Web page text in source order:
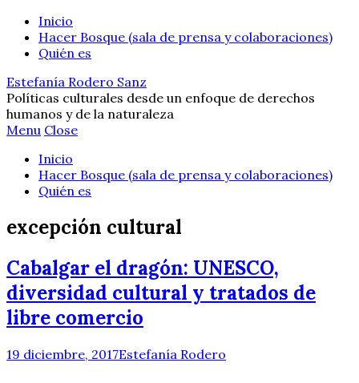
Inicio
Hacer Bosque (sala de prensa y colaboraciones)
Quién es
Estefanía Rodero Sanz
Políticas culturales desde un enfoque de derechos
humanos y de la naturaleza
Menu Close
Inicio
Hacer Bosque (sala de prensa y colaboraciones)
Quién es
excepción cultural
Cabalgar el dragón: UNESCO,
diversidad cultural y tratados de
libre comercio
19 diciembre, 2017Estefanía Rodero